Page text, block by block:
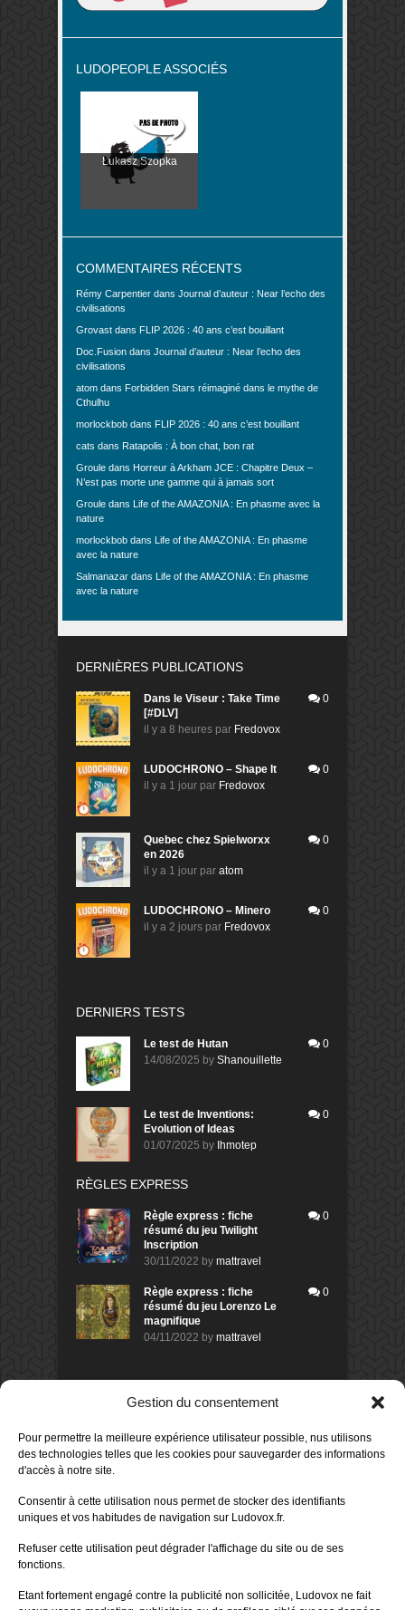
Gestion du consentement
Pour permettre la meilleure expérience utilisateur possible, nus utilisons
des technologies telles que les cookies pour sauvegarder des informations
d'accès à notre site.
Consentir à cette utilisation nous permet de stocker des identifiants
uniques et vos habitudes de navigation sur Ludovox.fr.
Refuser cette utilisation peut dégrader l'affichage du site ou de ses
fonctions.
Etant fortement engagé contre la publicité non sollicitée, Ludovox ne fait
LUDOPEOPLE ASSOCIÉS
Łukasz Szopka
COMMENTAIRES RÉCENTS
Rémy Carpentier dans Journal d’auteur : Near l’echo des
civilisations
Grovast dans FLIP 2026 : 40 ans c’est bouillant
Doc.Fusion dans Journal d’auteur : Near l’echo des
civilisations
atom dans Forbidden Stars réimaginé dans le mythe de
Cthulhu
morlockbob dans FLIP 2026 : 40 ans c’est bouillant
cats dans Ratapolis : À bon chat, bon rat
Groule dans Horreur à Arkham JCE : Chapitre Deux –
N’est pas morte une gamme qui à jamais sort
Groule dans Life of the AMAZONIA : En phasme avec la
nature
morlockbob dans Life of the AMAZONIA : En phasme
avec la nature
Salmanazar dans Life of the AMAZONIA : En phasme
avec la nature
DERNIÈRES PUBLICATIONS
Dans le Viseur : Take Time
[#DLV]
il y a 8 heures par Fredovox
0
LUDOCHRONO – Shape It
il y a 1 jour par Fredovox
0
Quebec chez Spielworxx
en 2026
il y a 1 jour par atom
0
LUDOCHRONO – Minero
il y a 2 jours par Fredovox
0
DERNIERS TESTS
Le test de Hutan
14/08/2025 by Shanouillette
0
Le test de Inventions:
Evolution of Ideas
01/07/2025 by Ihmotep
0
RÈGLES EXPRESS
Règle express : fiche
résumé du jeu Twilight
Inscription
30/11/2022 by mattravel
0
Règle express : fiche
résumé du jeu Lorenzo Le
magnifique
04/11/2022 by mattravel
0
DERNIERS AVIS DES MEMBRES
Avis de
Sur le jeu Collect!
il y a 19 heures
Avis demorlockbob
Sur le jeu Detective Box - Ciao
Publié leil y a 2 jours
80%
Sur le jeu Detective Box - Ciao